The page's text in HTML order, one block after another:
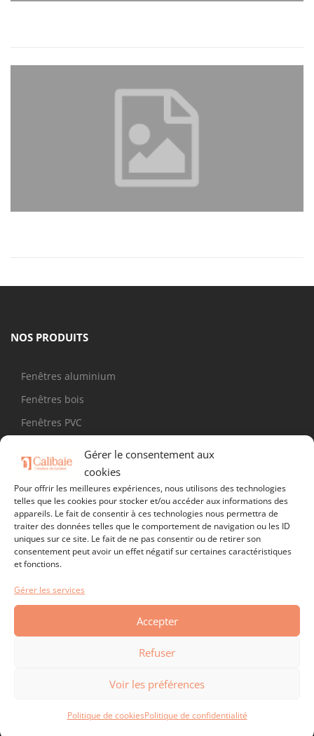
Gérer le consentement aux
cookies
Pour offrir les meilleures expériences, nous utilisons des technologies
telles que les cookies pour stocker et/ou accéder aux informations des
appareils. Le fait de consentir à ces technologies nous permettra de
traiter des données telles que le comportement de navigation ou les ID
uniques sur ce site. Le fait de ne pas consentir ou de retirer son
consentement peut avoir un effet négatif sur certaines caractéristiques
et fonctions.
Gérer les services
Accepter
Refuser
Voir les préférences
Politique de cookiesPolitique de confidentialité
NOS PRODUITS
Fenêtres aluminium
Fenêtres bois
Fenêtres PVC
Portes de garage
Stores
Vérandas
Volets battants
Volets roulants
SUIVEZ-NOUS !